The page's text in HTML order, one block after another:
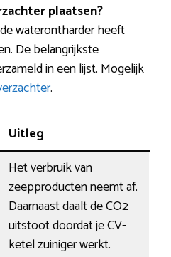
plaatsen?
waterontharder heeft
De belangrijkste
in een lijst. Mogelijk
.
Uitleg
Het verbruik van
zeepproducten neemt af.
Daarnaast daalt de CO2
uitstoot doordat je CV-
ketel zuiniger werkt.